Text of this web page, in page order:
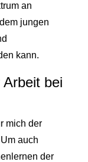
an
jungen
kann.
bei
mich der
auch
der